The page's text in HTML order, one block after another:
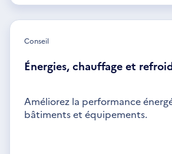
Conseil
Énergies, chauffage et
Améliorez la performance
bâtiments et équipements.